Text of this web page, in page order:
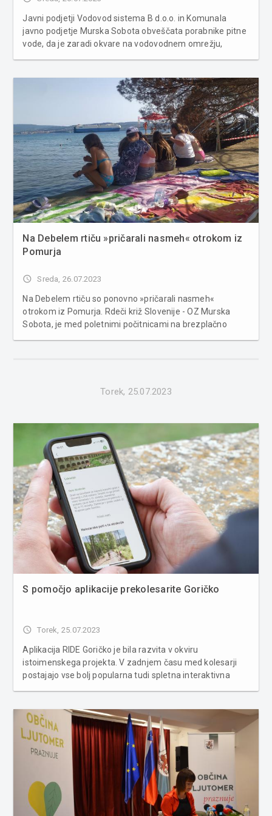
Javni podjetji Vodovod sistema B d.o.o. in Komunala
javno podjetje Murska Sobota obveščata porabnike pitne
vode, da je zaradi okvare na vodovodnem omrežju,
Na Debelem rtiču »pričarali nasmeh« otrokom iz
Pomurja
access_time Sreda, 26.07.2023
Na Debelem rtiču so ponovno »pričarali nasmeh«
otrokom iz Pomurja. Rdeči križ Slovenije - OZ Murska
Sobota, je med poletnimi počitnicami na brezplačno
Torek, 25.07.2023
S pomočjo aplikacije prekolesarite Goričko
access_time Torek, 25.07.2023
Aplikacija RIDE Goričko je bila razvita v okviru
istoimenskega projekta. V zadnjem času med kolesarji
postajajo vse bolj popularna tudi spletna interaktivna
pridemo po najbolj zanimivi, v...